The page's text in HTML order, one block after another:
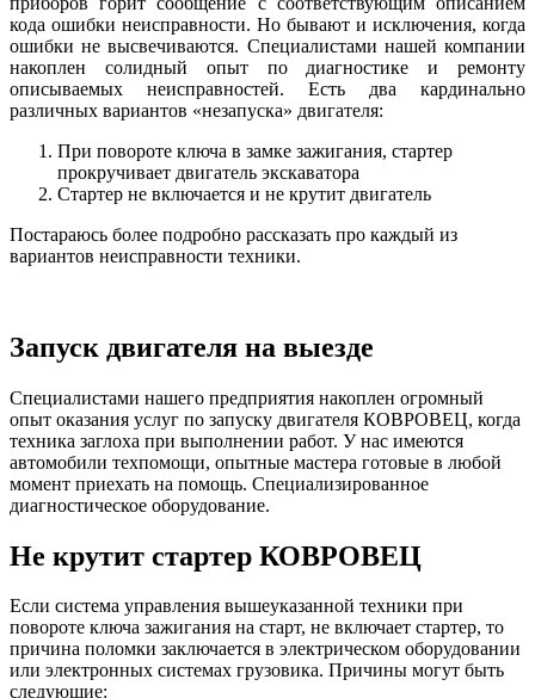
кода ошибки неисправности. Но бывают и исключения, когда
ошибки не высвечиваются. Специалистами нашей компании
накоплен солидный опыт по диагностике и ремонту
описываемых неисправностей. Есть два кардинально
различных вариантов «незапуска» двигателя:
При повороте ключа в замке зажигания, стартер
прокручивает двигатель экскаватора
Стартер не включается и не крутит двигатель
Постараюсь более подробно рассказать про каждый из
вариантов неисправности техники.
Запуск двигателя на выезде
Специалистами нашего предприятия накоплен огромный
опыт оказания услуг по запуску двигателя КОВРОВЕЦ, когда
техника заглоха при выполнении работ. У нас имеются
автомобили техпомощи, опытные мастера готовые в любой
момент приехать на помощь. Специализированное
диагностическое оборудование.
Не крутит стартер КОВРОВЕЦ
Если система управления вышеуказанной техники при
повороте ключа зажигания на старт, не включает стартер, то
причина поломки заключается в электрическом оборудовании
или электронных системах грузовика. Причины могут быть
следующие: